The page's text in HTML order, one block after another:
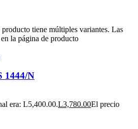
producto tiene múltiples variantes. Las
la página de producto
1444/N
era: L5,400.00.L3,780.00El precio